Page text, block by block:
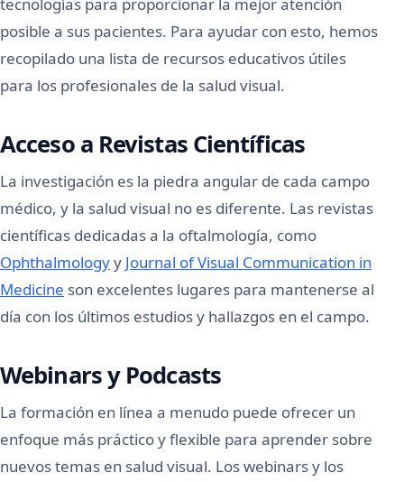
posible a sus pacientes. Para ayudar con esto, hemos
recopilado una lista de recursos educativos útiles
para los profesionales de la salud visual.
Acceso a Revistas Científicas
La investigación es la piedra angular de cada campo
médico, y la salud visual no es diferente. Las revistas
científicas dedicadas a la oftalmología, como
Ophthalmologyy Journal of Visual Communication in
Medicine son excelentes lugares para mantenerse al
día con los últimos estudios y hallazgos en el campo.
Webinars y Podcasts
La formación en línea a menudo puede ofrecer un
enfoque más práctico y flexible para aprender sobre
nuevos temas en salud visual. Los webinars y los